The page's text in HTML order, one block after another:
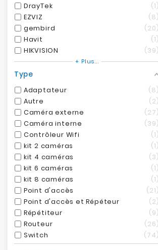
DrayTek
1
EZVIZ
8
gembird
20
Havit
1
HIKVISION
39
+ Plus...
Type
Adaptateur
8
Autre
2
Caméra externe
27
Caméra interne
39
Contrôleur Wifi
1
kit 2 caméras
1
kit 4 caméras
3
kit 6 caméras
1
kit 8 caméras
1
Point d'accès
21
Point d'accès et Répéteur
2
Répétiteur
9
Routeur
26
Switch
74